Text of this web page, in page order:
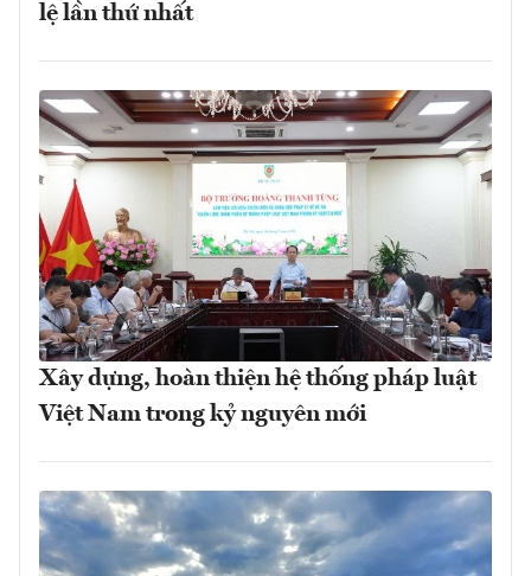
lệ lần thứ nhất
Xây dựng, hoàn thiện hệ thống pháp luật
Việt Nam trong kỷ nguyên mới